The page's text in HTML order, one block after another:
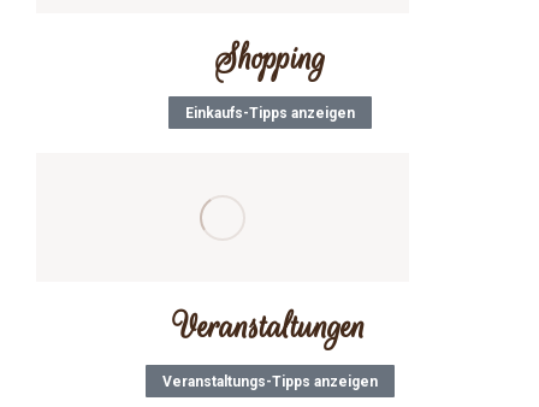
Shopping
Einkaufs-Tipps anzeigen
Veranstaltungen
Veranstaltungs-Tipps anzeigen